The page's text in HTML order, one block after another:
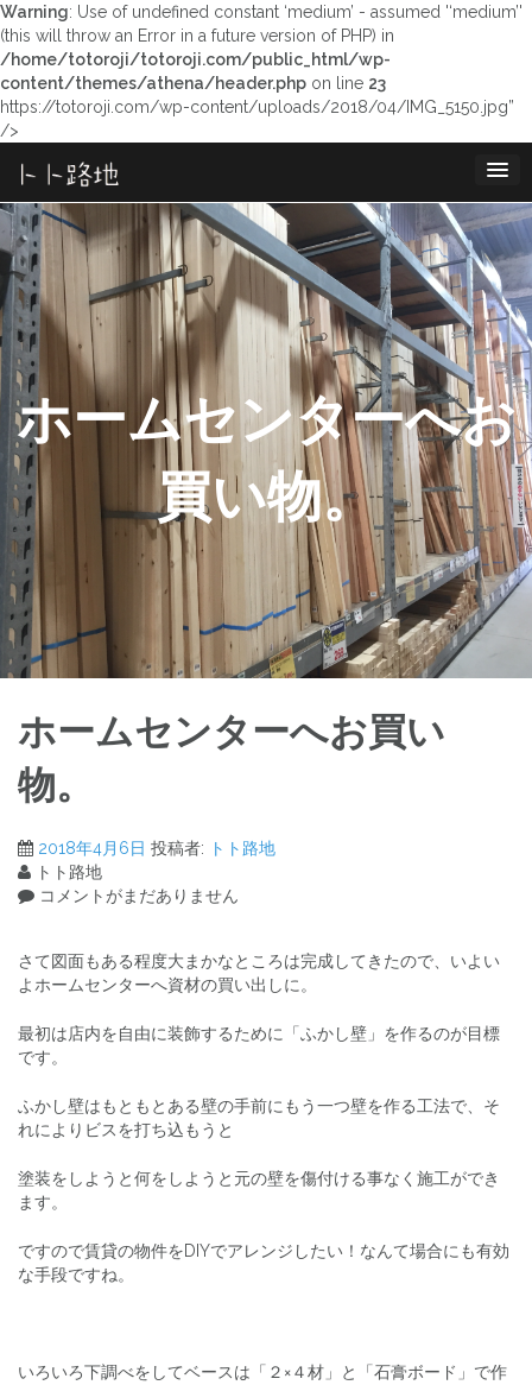
Warning: Use of undefined constant ‘medium’ - assumed '‘medium’'
(this will throw an Error in a future version of PHP) in
/home/totoroji/totoroji.com/public_html/wp-
content/themes/athena/header.php on line 23
https://totoroji.com/wp-content/uploads/2018/04/IMG_5150.jpg”
/>
テ
ン
ツ
へ
ス
ッ
ホームセンターへお
買い物。
ホームセンターへお買い
物。
2018年4月6日 投稿者:
トト路地
トト路地
コメントがまだありません
さて図面もある程度大まかなところは完成してきたので、いよい
よホームセンターへ資材の買い出しに。
最初は店内を自由に装飾するために「ふかし壁」を作るのが目標
です。
ふかし壁はもともとある壁の手前にもう一つ壁を作る工法で、そ
れによりビスを打ち込もうと
塗装をしようと何をしようと元の壁を傷付ける事なく施工ができ
ます。
ですので賃貸の物件をDIYでアレンジしたい！なんて場合にも有効
な手段ですね。
いろいろ下調べをしてベースは「２×４材」と「石膏ボード」で作